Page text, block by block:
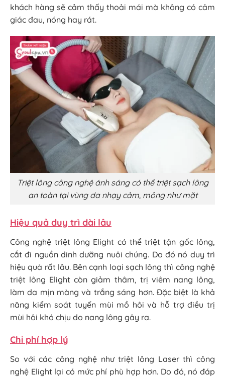
khách hàng sẽ cảm thấy thoải mái mà không có cảm
giác đau, nóng hay rát.
Triệt lông công nghệ ánh sáng có thể triệt sạch lông
an toàn tại vùng da nhạy cảm, mỏng như mặt
Hiệu quả duy trì dài lâu
Công nghệ triệt lông Elight có thể triệt tận gốc lông,
cắt đi nguồn dinh dưỡng nuôi chúng. Do đó nó duy trì
hiệu quả rất lâu. Bên cạnh loại sạch lông thì công nghệ
triệt lông Elight còn giảm thâm, trị viêm nang lông,
làm da mịn màng và trắng sáng hơn. Đặc biệt là khả
năng kiểm soát tuyến mùi mồ hôi và hỗ trợ điều trị
mùi hôi khó chịu do nang lông gây ra.
Chi phí hợp lý
So với các công nghệ như triệt lông Laser thì công
nghệ Elight lại có mức phí phù hợp hơn. Do đó, nó đáp